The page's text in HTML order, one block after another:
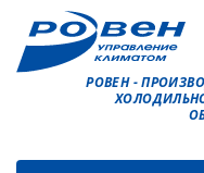
РОВЕН -